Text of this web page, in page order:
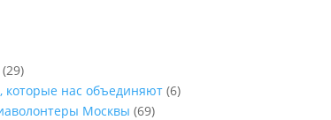
(29)
которые нас объединяют (6)
Москвы (69)